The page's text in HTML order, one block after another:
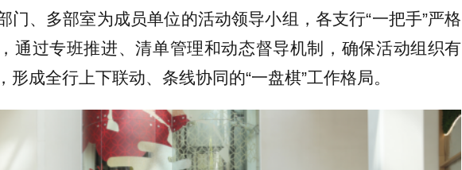
门、多部室为成员单位的活动领导小组，各支行“一把手”严格
通过专班推进、清单管理和动态督导机制，确保活动组织有
形成全行上下联动、条线协同的“一盘棋”工作格局。